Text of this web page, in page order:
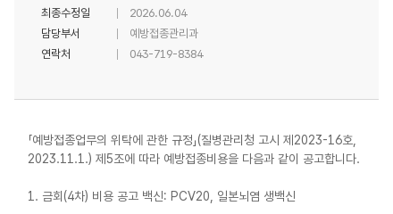
최종수정일
2026.06.04
담당부서
예방접종관리과
연락처
043-719-8384
「예방접종업무의 위탁에 관한 규정」(질병관리청 고시 제2023-16호,
2023.11.1.) 제5조에 따라 예방접종비용을 다음과 같이 공고합니다.
1. 금회(4차) 비용 공고 백신: PCV20, 일본뇌염 생백신